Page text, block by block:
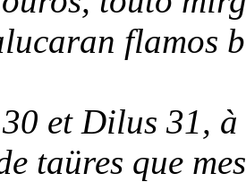
flamos
et Dilus 31,
taüres que